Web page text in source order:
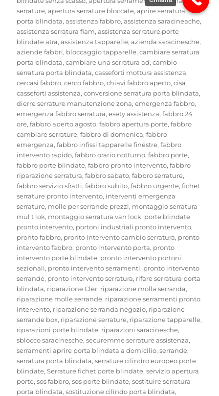
serrature,apertura serrature bloccate,aprire serratura
porta blindata,assistenza fabbro,assistenza saracineache,
assistenza serratura fiam,assistenza serrature porte
blindate atra,assistenza tapparelle,azienda saracinesche,
aziende fabbri, bloccaggio tapparelle,cambiare serratura
porta blindata,cambiare una serratura ad,cambio
serratura porta blindata,casseforti mottura assistenza,
cercasi fabbro,cerco fabbro,chiavi fabbro aperto,cisa
casseforti assistenza,conversione serratura porta blindata,
dierre serrature manutenzione zona,emergenza fabbro,
emergenza fabbro serratura,esety assistenza,fabbro 24
ore,fabbro aperto agosto,fabbro apertura porte,fabbro
cambiare serrature,fabbro di domenica,fabbro
emergenza,fabbro infissi tapparelle finestre,fabbro
intervento rapido,fabbro orario notturno,fabbro porte,
fabbro porte blindate,fabbro pronto intervento,fabbro
riparazione serratura,fabbro sabato,fabbro serrature,
fabbro servizio sfratti,fabbro subito,fabbro urgente,fichet
serrature pronto intervento, interventi emergenza
serrature, molle per serrande prezzi, montaggio serratura
mul t lok, montaggio serratura van lock, porte blindate
pronto intervento, portoni industriali pronto intervento,
pronto fabbro, pronto intervento cambio serratura, pronto
intervento fabbro, pronto intervento porta, pronto
intervento porte blindate, pronto intervento portoni
sezionali, pronto intervento serramenti, pronto intervento
serrande, pronto intervento serratura, rifare serratura porta
blindata, riparazione Cler, riparazione molla serranda,
riparazione molle serrande, riparazione serramenti pronto
intervento, riparazione serranda negozio, riparazione
serrande box, riparazione serrature, riparazione tapparelle,
riparazioni porte blindate, riparazioni saracinesche,
sblocco saracinesche,securemme serrature assistenza,
serramenti aprire porta blindata a domicilio,serrande,
serratura porta blindata,serrature cilindro europeo porte
blindate,Serrature fichet porte blindate,servizio apertura
porte,sos fabbro,sos porte blindate,sostituire serratura
porta blindata,sostituzione cilindo porta blindata,